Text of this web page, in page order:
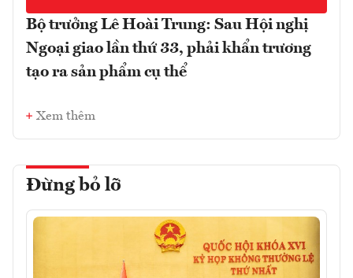
Bộ trưởng Lê Hoài Trung: Sau Hội nghị
Ngoại giao lần thứ 33, phải khẩn trương
tạo ra sản phẩm cụ thể
Xem thêm
Đừng bỏ lỡ